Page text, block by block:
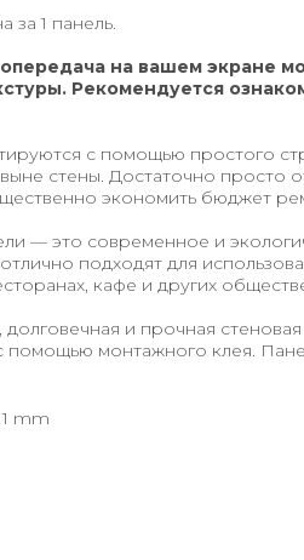
за 1 панель.
на вашем экране
Рекомендуется
с помощью простого
стены. Достаточно просто
экономить бюджет
— это современное и
подходят для
кафе и других
долговечная и прочная
помощью монтажного клея.
mm